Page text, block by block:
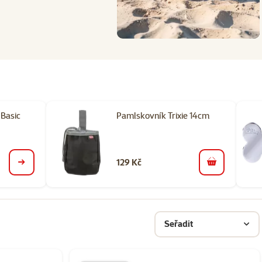
detail
Pamlskovník Trixie 14cm
129 Kč do košíku
Seřadit